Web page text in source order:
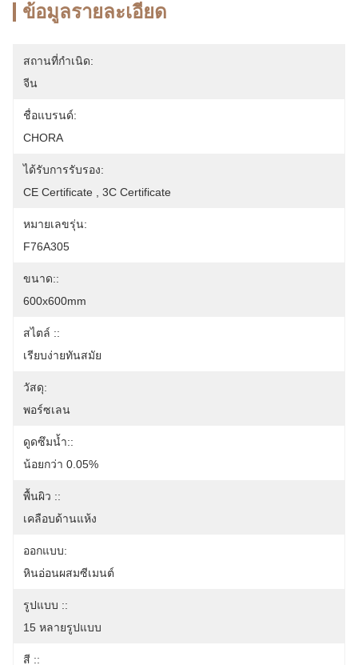
ข้อมูลรายละเอียด
สถานที่กำเนิด:
จีน
ชื่อแบรนด์:
CHORA
ได้รับการรับรอง:
CE Certificate , 3C Certificate
หมายเลขรุ่น:
F76A305
ขนาด::
600x600mm
สไตล์ ::
เรียบง่ายทันสมัย
วัสดุ:
พอร์ซเลน
ดูดซึมน้ำ::
น้อยกว่า 0.05%
พื้นผิว ::
เคลือบด้านแห้ง
ออกแบบ:
หินอ่อนผสมซีเมนต์
รูปแบบ ::
15 หลายรูปแบบ
สี ::